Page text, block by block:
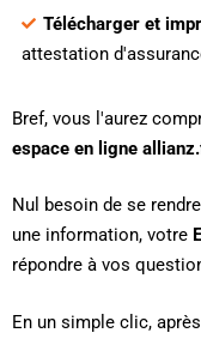
Télécharger et
attestation
Bref, vous l'aurez
espace en ligne
Nul besoin de se
une information, votre
répondre à vos
En un simple clic,